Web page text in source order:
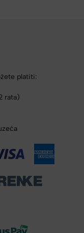
platiti:
rata)